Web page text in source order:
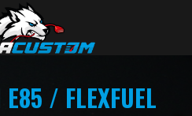
E85 / FLEXFUEL